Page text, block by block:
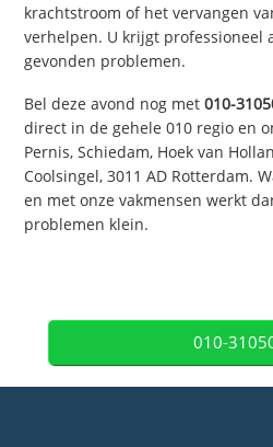
krachtstroom of het vervangen
verhelpen. U krijgt professioneel
gevonden problemen.
Bel deze avond nog met010-
direct in de gehele 010 regio en
Pernis, Schiedam, Hoek van
Coolsingel, 3011 AD Rotterdam.
en met onze vakmensen werkt
problemen klein.
010-